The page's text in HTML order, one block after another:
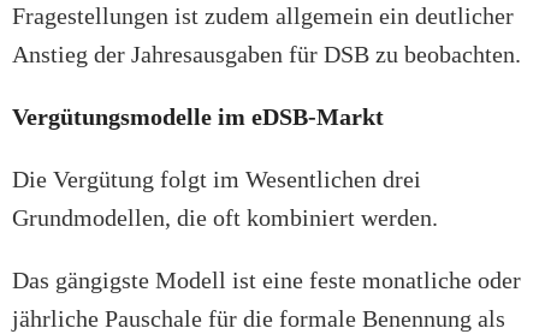
Fragestellungen ist zudem allgemein ein deutlicher
Anstieg der Jahresausgaben für DSB zu beobachten.
Vergütungsmodelle im eDSB-Markt
Die Vergütung folgt im Wesentlichen drei
Grundmodellen, die oft kombiniert werden.
Das gängigste Modell ist eine feste monatliche oder
jährliche Pauschale für die formale Benennung als